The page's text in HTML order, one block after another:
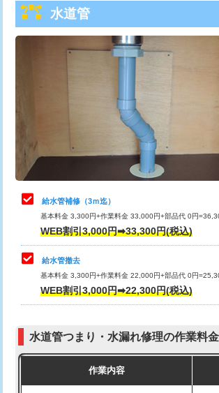
給水管工事※（ライニング鋼管・銅
管・ポリ管・HT管使用/3ｍまで)
給水管工事※（ライニング鋼管・銅
管・ポリ管・HT管使用/3ｍ超え)
排水管工事（土の掘削・埋め戻し作
排水管工事（排水管工事/3ｍまで）
排水管工事（追加 排水管工事/3ｍ超
マス交換（土の掘削・埋め戻し作業）
マス交換（深さ50㎝未満）
マス交換（深さ50㎝以上）
コンクリート斫り（厚さ10㎝まで）
モルタル補修（厚さ10㎝超え）
トーラー機使用/3mまで
追加トーラー機使用/3m超え
止水・漏水調査・防水処理・清掃・修
理・調整・分解・加工など（軽作業）
止水・漏水調査・防水処理・清掃・修
理・調整・分解・加工など（中作業）
止水・漏水調査・防水処理・清掃・修
理・調整・分解・加工など（重作業）
その他部品の脱着
交換・取付（タンク）
式）)
式・ワンホール）)
水道管
給水管補修（3ｍ迄）
基本料金 3,300円+作業料金 33,000円+部品代 0円
WEB割引3,000円➡33,300円(税込)
給水管撤去
基本料金 3,300円+作業料金 22,000円+部品代 0円
WEB割引3,000円➡22,300円(税込)
水道管つまり・水漏れ修理の作業料
作業内容